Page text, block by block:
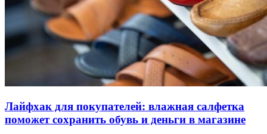
Лайфхак для покупателей: влажная салфетка
поможет сохранить обувь и деньги в магазине